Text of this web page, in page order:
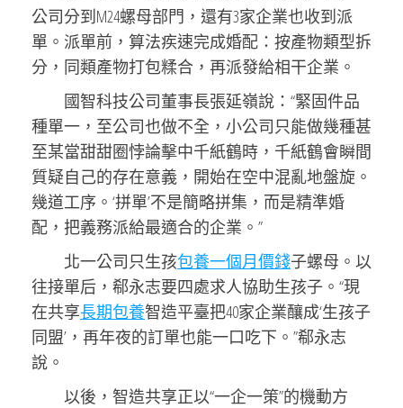
公司分到M24螺母部門，還有3家企業也收到派
單。派單前，算法疾速完成婚配：按產物類型拆
分，同類產物打包糅合，再派發給相干企業。
國智科技公司董事長張延嶺說：“緊固件品
種單一，至公司也做不全，小公司只能做幾種甚
至某當甜甜圈悖論擊中千紙鶴時，千紙鶴會瞬間
質疑自己的存在意義，開始在空中混亂地盤旋。
幾道工序。‘拼單’不是簡略拼集，而是精準婚
配，把義務派給最適合的企業。”
北一公司只生孩包養一個月價錢子螺母。以
往接單后，郗永志要四處求人協助生孩子。“現
在共享長期包養智造平臺把40家企業釀成‘生孩子
同盟’，再年夜的訂單也能一口吃下。”郗永志
說。
以後，智造共享正以“一企一策”的機動方